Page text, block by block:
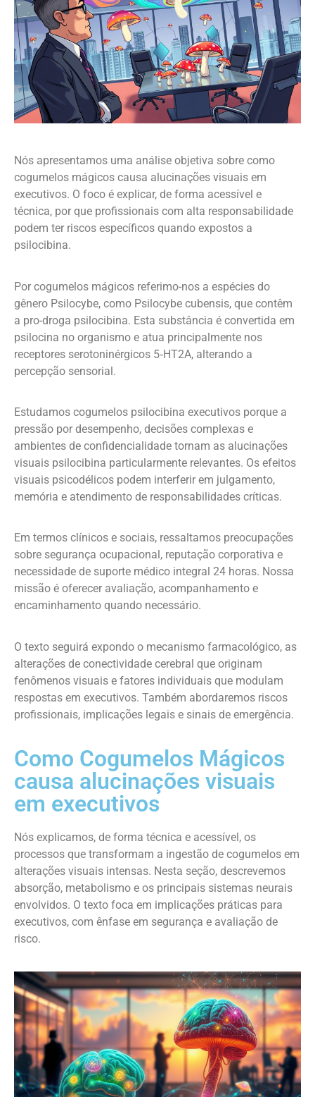
Nós apresentamos uma análise objetiva sobre como
cogumelos mágicos causa alucinações visuais em
executivos. O foco é explicar, de forma acessível e
técnica, por que profissionais com alta responsabilidade
podem ter riscos específicos quando expostos a
psilocibina.
Por cogumelos mágicos referimo-nos a espécies do
gênero Psilocybe, como Psilocybe cubensis, que contêm
a pro-droga psilocibina. Esta substância é convertida em
psilocina no organismo e atua principalmente nos
receptores serotoninérgicos 5‑HT2A, alterando a
percepção sensorial.
Estudamos cogumelos psilocibina executivos porque a
pressão por desempenho, decisões complexas e
ambientes de confidencialidade tornam as alucinações
visuais psilocibina particularmente relevantes. Os efeitos
visuais psicodélicos podem interferir em julgamento,
memória e atendimento de responsabilidades críticas.
Em termos clínicos e sociais, ressaltamos preocupações
sobre segurança ocupacional, reputação corporativa e
necessidade de suporte médico integral 24 horas. Nossa
missão é oferecer avaliação, acompanhamento e
encaminhamento quando necessário.
O texto seguirá expondo o mecanismo farmacológico, as
alterações de conectividade cerebral que originam
fenômenos visuais e fatores individuais que modulam
respostas em executivos. Também abordaremos riscos
profissionais, implicações legais e sinais de emergência.
Como Cogumelos Mágicos
causa alucinações visuais
em executivos
Nós explicamos, de forma técnica e acessível, os
processos que transformam a ingestão de cogumelos em
alterações visuais intensas. Nesta seção, descrevemos
absorção, metabolismo e os principais sistemas neurais
envolvidos. O texto foca em implicações práticas para
executivos, com ênfase em segurança e avaliação de
risco.